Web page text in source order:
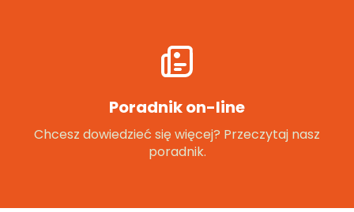
Poradnik on-line
Chcesz dowiedzieć się więcej? Przeczytaj nasz
poradnik.